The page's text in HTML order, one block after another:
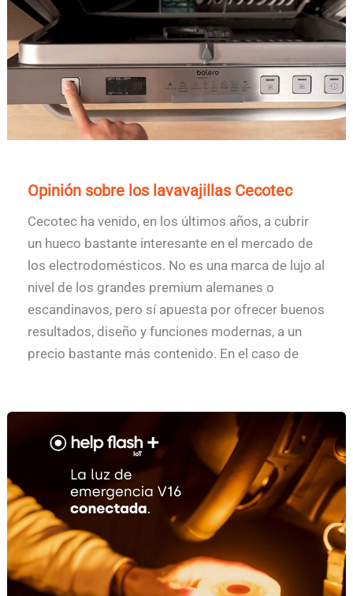
Opinión sobre los lavavajillas Cecotec
Cecotec ha venido, en los últimos años, a cubrir
un hueco bastante interesante en el mercado de
los electrodomésticos. No es una marca de lujo al
nivel de los grandes premium alemanes o
escandinavos, pero sí apuesta por ofrecer buenos
resultados, diseño y funciones modernas, a un
precio bastante más contenido. En el caso de